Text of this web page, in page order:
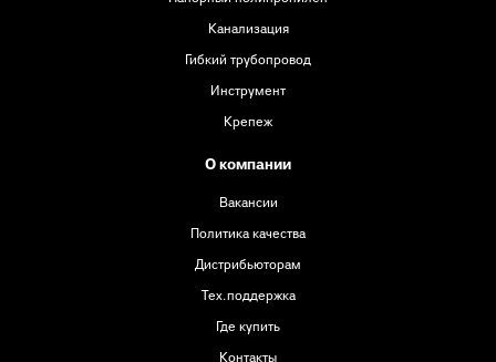
Канализация
Гибкий трубопровод
Инструмент
Крепеж
О компании
Вакансии
Политика качества
Дистрибьюторам
Тех.поддержка
Где купить
Контакты